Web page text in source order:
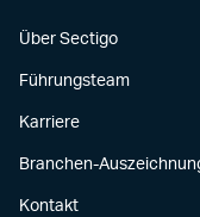
Über Sectigo
Führungsteam
Karriere
Branchen-
Kontakt